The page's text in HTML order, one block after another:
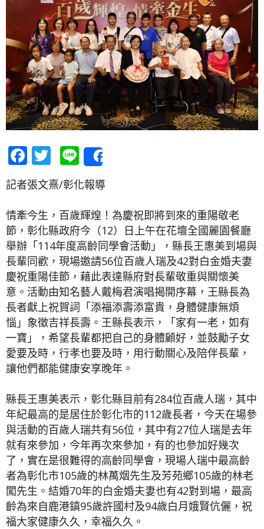
Facebook
Twitter
Line
記者張文熹/彰化報導
情牽今生，百歲輝煌！為慶祝即將到來的重陽敬老
節，彰化縣政府今（12）日上午在花壇全國麗園餐廳
舉辦「114年度高齡同學會活動」，縣長王惠美到場與
長輩同歡，現場邀請56位百歲人瑞及42對白金婚夫妻
慶祝重陽佳節，藉此表達縣府對長輩敬重與關懷美
意。活動由知名藝人戴梅君演唱揭開序幕，王縣長為
長者獻上祝賀詞「添福添壽添富貴，身體健康無煩
惱」象徵吉祥長壽。王縣長表示，「家有一老，如有
一寶」，希望長輩都把自己的身體顧好，並鼓勵子女
愛要及時，行孝也要及時，用行動關心及陪伴長輩，
讓他們都能健康安享晚年。
縣長王惠美表示，彰化縣目前有284位百歲人瑞，其中
年紀最高的是居住於彰化市的112歲長者，今天在場參
與活動的百歲人瑞共有56位，其中有27位人瑞是去年
就有來參加，今年再次來參加，有的也參加好幾次
了，實在是很難得的高齡同學會，現場人瑞中最高齡
者為彰化市105歲的林萬烟先生及芳苑鄉105歲的林老
闖先生。結婚70年的白金婚夫妻也有42對到場，最高
齡為來自鹿港鎮95歲許國村及94歲白月娥賢伉儷，祝
福大家健康久久，幸福久久。